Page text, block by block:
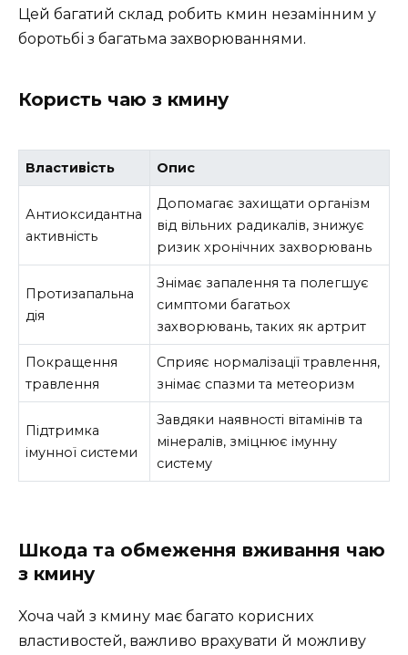
Цей багатий склад робить кмин незамінним у
боротьбі з багатьма захворюваннями.
Користь чаю з кмину
Властивість Опис
Антиоксидантна
активність
Допомагає захищати організм
від вільних радикалів, знижує
ризик хронічних захворювань
Протизапальна
дія
Знімає запалення та полегшує
симптоми багатьох
захворювань, таких як артрит
Покращення
травлення
Сприяє нормалізації травлення,
знімає спазми та метеоризм
Підтримка
імунної системи
Завдяки наявності вітамінів та
мінералів, зміцнює імунну
систему
Шкода та обмеження вживання чаю
з кмину
Хоча чай з кмину має багато корисних
властивостей, важливо врахувати й можливу